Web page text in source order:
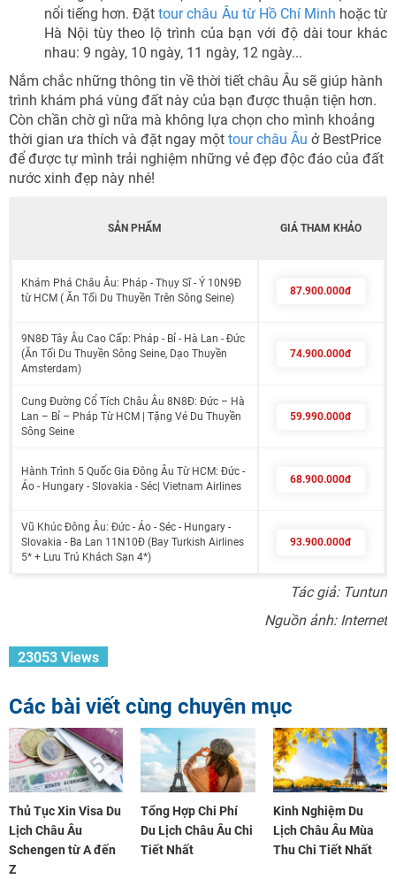
nổi tiếng hơn. Đặttour châu Âu từ Hồ Chí Minh hoặc từ
Hà Nội tùy theo lộ trình của bạn với độ dài tour khác
nhau: 9 ngày, 10 ngày, 11 ngày, 12 ngày...
Nắm chắc những thông tin về thời tiết châu Âu sẽ giúp hành
trình khám phá vùng đất này của bạn được thuận tiện hơn.
Còn chần chờ gì nữa mà không lựa chọn cho mình khoảng
thời gian ưa thích và đặt ngay một tour châu Âu ở BestPrice
để được tự mình trải nghiệm những vẻ đẹp độc đáo của đất
nước xinh đẹp này nhé!
SẢN PHẨM GIÁ THAM KHẢO
Khám Phá Châu Âu: Pháp - Thụy Sĩ - Ý 10N9Đ
từ HCM ( Ăn Tối Du Thuyền Trên Sông Seine)
87.900.000đ
9N8Đ Tây Âu Cao Cấp: Pháp - Bỉ - Hà Lan - Đức
(Ăn Tối Du Thuyền Sông Seine, Dạo Thuyền
Amsterdam)
74.900.000đ
Cung Đường Cổ Tích Châu Âu 8N8Đ: Đức – Hà
Lan – Bỉ – Pháp Từ HCM | Tặng Vé Du Thuyền
Sông Seine
59.990.000đ
Hành Trình 5 Quốc Gia Đông Âu Từ HCM: Đức -
Áo - Hungary - Slovakia - Séc| Vietnam Airlines
68.900.000đ
Vũ Khúc Đông Âu: Đức - Áo - Séc - Hungary -
Slovakia - Ba Lan 11N10Đ (Bay Turkish Airlines
5* + Lưu Trú Khách Sạn 4*)
93.900.000đ
Tác giả: Tuntun
Nguồn ảnh: Internet
23053 Views
Các bài viết cùng chuyên mục
Thủ Tục Xin Visa Du
Lịch Châu Âu
Schengen từ A đến
Z
Tổng Hợp Chi Phí
Du Lịch Châu Âu Chi
Tiết Nhất
Kinh Nghiệm Du
Lịch Châu Âu Mùa
Thu Chi Tiết Nhất